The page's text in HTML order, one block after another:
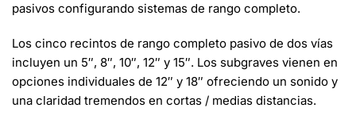
pasivos configurando sistemas de rango completo.
Los cinco recintos de rango completo pasivo de dos vías
incluyen un 5″, 8″, 10″, 12″ y 15″. Los subgraves vienen en
opciones individuales de 12″ y 18″ ofreciendo un sonido y
una claridad tremendos en cortas / medias distancias.